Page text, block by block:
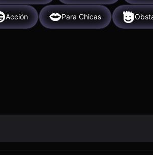
Acción Para Chicas